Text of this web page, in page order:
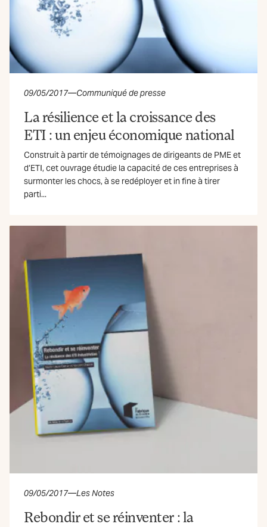
09/05/2017—Communiqué de presse
La résilience et la croissance des
ETI : un enjeu économique national
Construit à partir de témoignages de dirigeants de PME et
d’ETI, cet ouvrage étudie la capacité de ces entreprises à
surmonter les chocs, à se redéployer et in fine à tirer
parti...
09/05/2017—Les Notes
Rebondir et se réinventer : la